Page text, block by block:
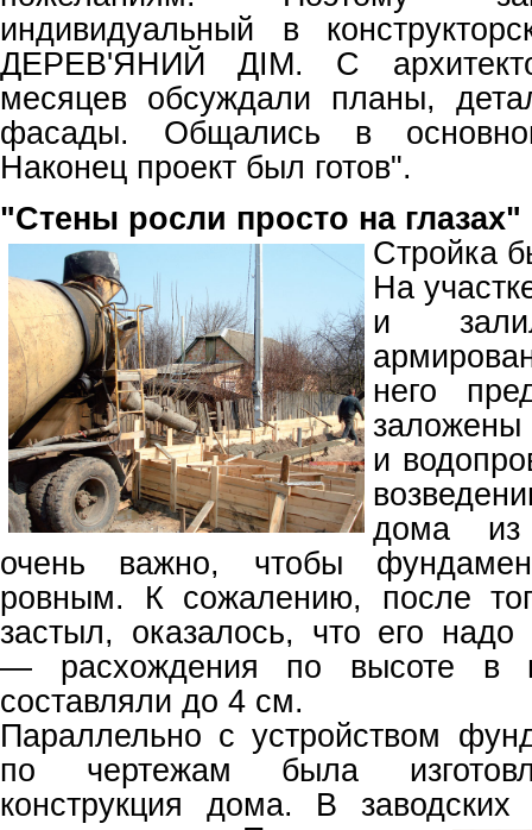
индивидуальный в
ДЕРЕВ'ЯНИЙ ДІМ. С
месяцев обсуждали планы,
фасады. Общались в
Наконец проект был готов".
"Стены росли просто на глазах"
Стройка
На
и
него
и
дома из
очень важно, чтобы
ровным. К сожалению, после
застыл, оказалось, что его надо
— расхождения по высоте в
составляли до 4 см.
Параллельно с устройством
по чертежам была
конструкция дома. В заводских